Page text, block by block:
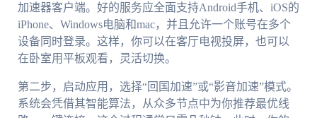
加速器客户端。好的服务应全面支持Android手机、iOS的
iPhone、Windows电脑和mac，并且允许一个账号在多个
设备同时登录。这样，你可以在客厅电视投屏，也可以
在卧室用平板观看，灵活切换。
第二步，启动应用，选择“回国加速”或“影音加速”模式。
系统会凭借其智能算法，从众多节点中为你推荐最优线